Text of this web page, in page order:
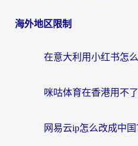
海外地区限制